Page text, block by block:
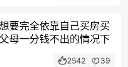
要完全依靠自己买房买
母一分钱不出的情况下
2542 39